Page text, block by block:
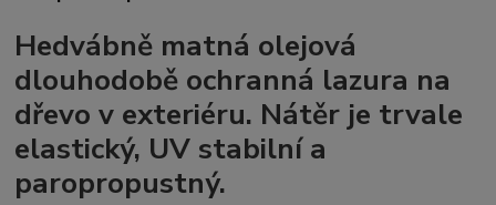
Hedvábně matná olejová
dlouhodobě ochranná lazura na
dřevo v exteriéru. Nátěr je trvale
elastický, UV stabilní a
paropropustný.